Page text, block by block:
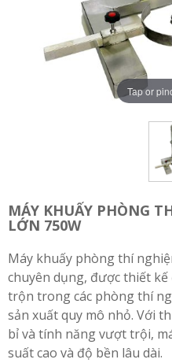
Tap or
MÁY KHUẤY PHÒNG
LỚN 750W
Máy khuấy phòng thí
chuyên dụng, được thiết
trộn trong các phòng thí
sản xuất quy mô nhỏ. Với
bỉ và tính năng vượt trội,
suất cao và độ bền lâu dài.